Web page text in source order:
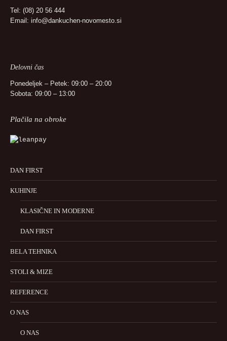
Tel: (08) 20 56 444
Email: info@dankuchen-novomesto.si
Delovni čas
Ponedeljek – Petek: 09:00 – 20:00
Sobota: 09:00 – 13:00
Plačila na obroke
DAN FIRST
KUHINJE
KLASIČNE IN MODERNE
DAN FIRST
BELA TEHNIKA
STOLI & MIZE
REFERENCE
O NAS
O NAS